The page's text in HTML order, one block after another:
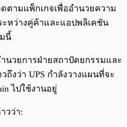
ตามแพ็กเกจเพื่ออำนวยความ
ะหว่างคู่ค้าและแอปพลิเคชัน
นี้
ำนวยการฝ่ายสถาปัตยกรรมและ
ถึงว่า UPS กำลังวางแผนที่จะ
ไปใช้งานอยู่
วว่า: